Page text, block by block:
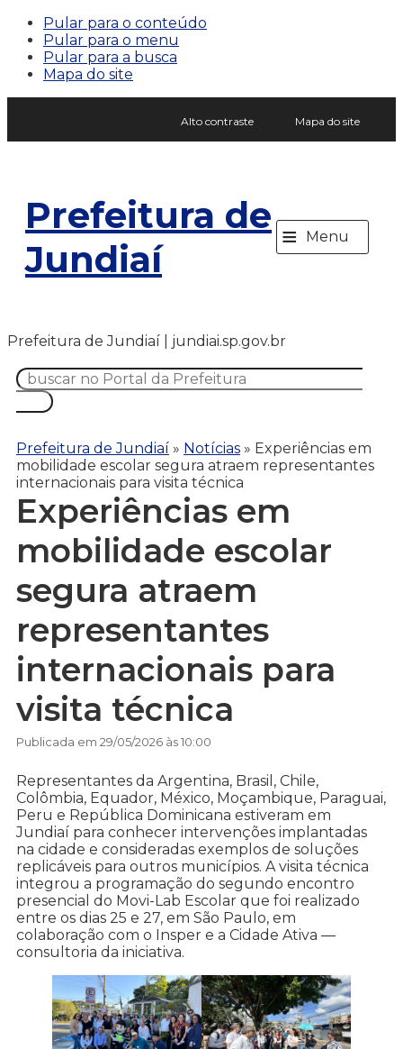
Pular para o conteúdo
Pular para o menu
Pular para a busca
Mapa do site
Alto contraste Mapa do site
Prefeitura de
Jundiaí
≡ Menu
Prefeitura de Jundiaí | jundiai.sp.gov.br
Prefeitura de Jundiaí » Notícias » Experiências em
mobilidade escolar segura atraem representantes
internacionais para visita técnica
Experiências em
mobilidade escolar
segura atraem
representantes
internacionais para
visita técnica
Publicada em 29/05/2026 às 10:00
Representantes da Argentina, Brasil, Chile,
Colômbia, Equador, México, Moçambique, Paraguai,
Peru e República Dominicana estiveram em
Jundiaí para conhecer intervenções implantadas
na cidade e consideradas exemplos de soluções
replicáveis para outros municípios. A visita técnica
integrou a programação do segundo encontro
presencial do Movi-Lab Escolar que foi realizado
entre os dias 25 e 27, em São Paulo, em
colaboração com o Insper e a Cidade Ativa —
consultoria da iniciativa.